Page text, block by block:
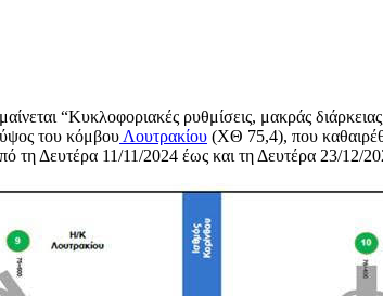
“Κυκλοφοριακές ρυθμίσεις, μακράς
του κόμβου Λουτρακίου (ΧΘ 75,4), που
τη Δευτέρα 11/11/2024 έως και τη Δευτέρα 23/12/